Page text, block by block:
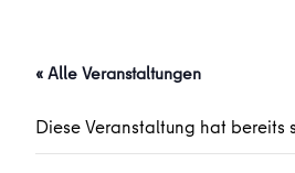
« Alle Veranstaltungen
Diese Veranstaltung hat bereits